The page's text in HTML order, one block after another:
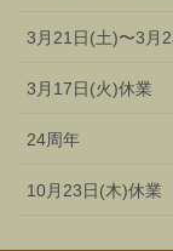
3月21日(土)〜3月
3月17日(火)休業
24周年
10月23日(木)休業